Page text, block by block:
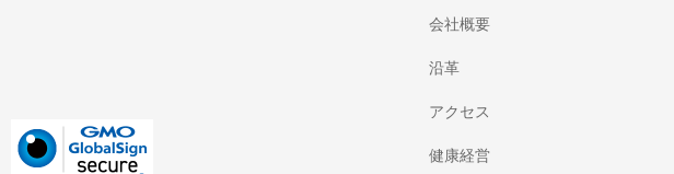
会社概要
沿革
アクセス
健康経営